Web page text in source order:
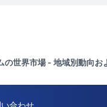
の世界市場 - 地域別動向
合わせ